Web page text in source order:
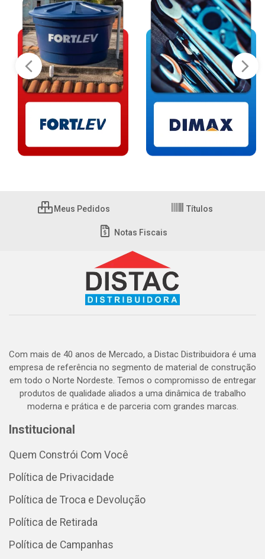
Meus Pedidos Títulos
Notas Fiscais
Com mais de 40 anos de Mercado, a Distac Distribuidora é uma
empresa de referência no segmento de material de construção
em todo o Norte Nordeste. Temos o compromisso de entregar
produtos de qualidade aliados a uma dinâmica de trabalho
moderna e prática e de parceria com grandes marcas.
Institucional
Quem Constrói Com Você
Política de Privacidade
Política de Troca e Devolução
Política de Retirada
Política de Campanhas